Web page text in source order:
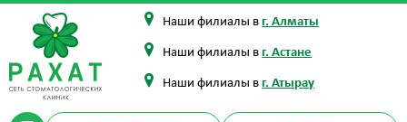
Наши филиалы в г. Алматы
Наши филиалы в г. Астане
Наши филиалы в г. Атырау